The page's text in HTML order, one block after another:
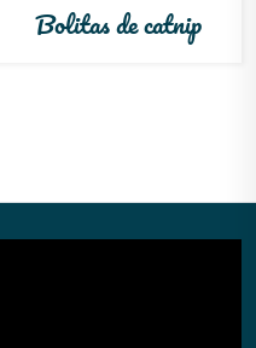
Bolitas de catnip